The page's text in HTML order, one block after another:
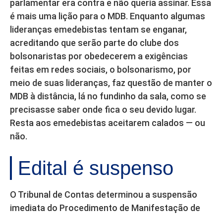
parlamentar era contra e não queria assinar. Essa
é mais uma lição para o MDB. Enquanto algumas
lideranças emedebistas tentam se enganar,
acreditando que serão parte do clube dos
bolsonaristas por obedecerem a exigências
feitas em redes sociais, o bolsonarismo, por
meio de suas lideranças, faz questão de manter o
MDB à distância, lá no fundinho da sala, como se
precisasse saber onde fica o seu devido lugar.
Resta aos emedebistas aceitarem calados — ou
não.
Edital é suspenso
O Tribunal de Contas determinou a suspensão
imediata do Procedimento de Manifestação de